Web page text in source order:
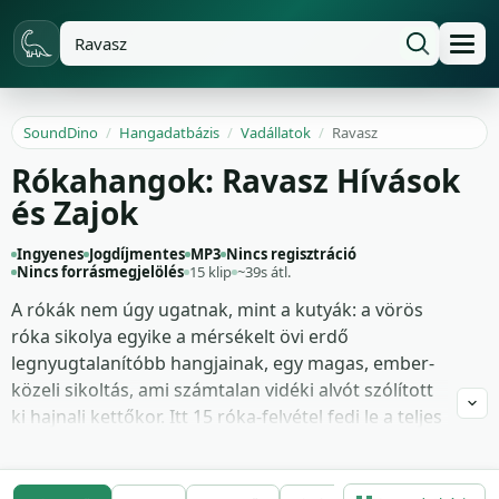
SoundDino / Hangadatbázis / Vadállatok / Ravasz
Rókahangok: Ravasz Hívások
és Zajok
Ingyenes Jogdíjmentes MP3 Nincs regisztráció
Nincs forrásmegjelölés 15 klip ~39s átl.
A rókák nem úgy ugatnak, mint a kutyák: a vörös
róka sikolya egyike a mérsékelt övi erdő
legnyugtalanítóbb hangjainak, egy magas, ember-
közeli sikoltás, ami számtalan vidéki alvót szólított
ki hajnali kettőkor. Itt 15 róka-felvétel fedi le a teljes
vibratóban, a kisebb fennek-kontaktus hívások a